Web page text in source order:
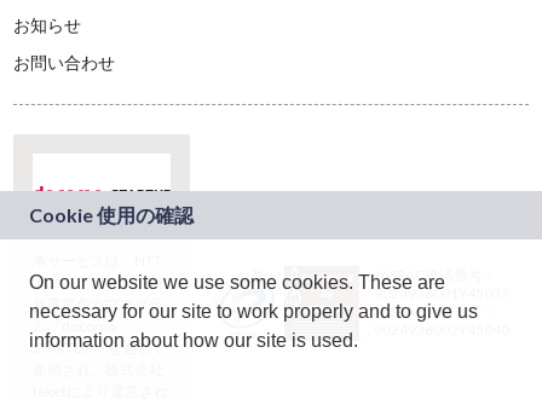
お知らせ
お問い合わせ
ドコモグループの新
規事業創出プログラ
ム「docomo
STARTUP」を通じて
JASRAC許諾番号：
9024936001Y45037
JASRAC許諾番号：
On our website we use some cookies. These are
necessary for our site to work properly and to give us
information about how our site is used.